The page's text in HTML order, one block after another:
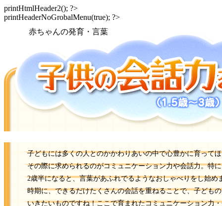
printHtmlHeader2(); ?>
printHeaderNoGrobalMenu(true); ?>
赤ちゃんの発育・言葉
子どもには多くの人とのかかわりあいの中で心豊かに育って
その際に求められるのがコミュニケーション力や会話力。特
2歳半になると、言葉があふれでるようなおしゃべりをし始
時期に、できるだけたくさんの会話を重ねることで、子ども
いきたいものですね！ここで育まれたコミュニケーション力